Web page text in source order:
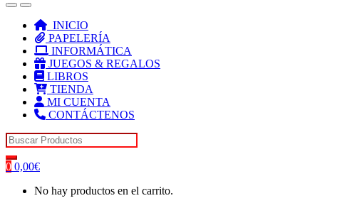
INICIO
PAPELERÍA
INFORMÁTICA
JUEGOS & REGALOS
LIBROS
TIENDA
MI CUENTA
CONTÁCTENOS
Search for:
0 0,00€
No hay productos en el carrito.